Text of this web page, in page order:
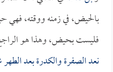
بالحيض، في زمنه ووقته،
فليست بحيض، وهذا هو
نعد الصفرة والكدرة بعد